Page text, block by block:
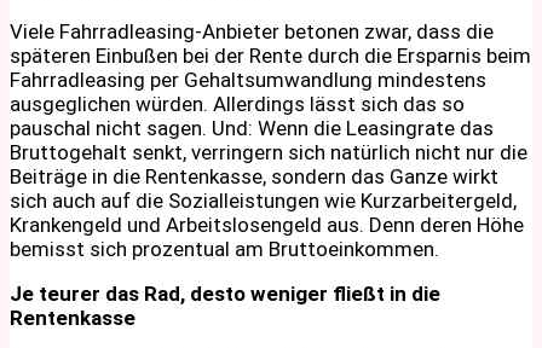
Viele Fahrradleasing-Anbieter betonen zwar, dass die
späteren Einbußen bei der Rente durch die Ersparnis beim
Fahrradleasing per Gehaltsumwandlung mindestens
ausgeglichen würden. Allerdings lässt sich das so
pauschal nicht sagen. Und: Wenn die Leasingrate das
Bruttogehalt senkt, verringern sich natürlich nicht nur die
Beiträge in die Rentenkasse, sondern das Ganze wirkt
sich auch auf die Sozialleistungen wie Kurzarbeitergeld,
Krankengeld und Arbeitslosengeld aus. Denn deren Höhe
bemisst sich prozentual am Bruttoeinkommen.
Je teurer das Rad, desto weniger fließt in die
Rentenkasse